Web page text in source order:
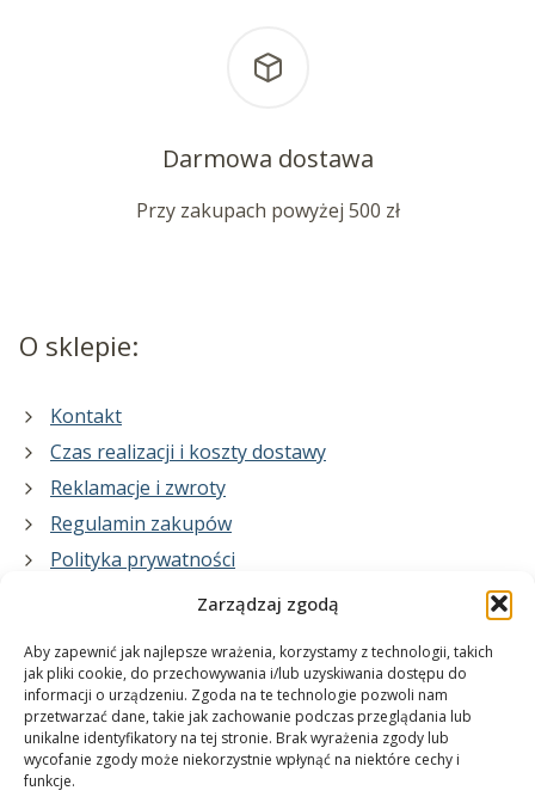
Zarządzaj zgodą
Aby zapewnić jak najlepsze wrażenia, korzystamy z technologii, takich
jak pliki cookie, do przechowywania i/lub uzyskiwania dostępu do
informacji o urządzeniu. Zgoda na te technologie pozwoli nam
przetwarzać dane, takie jak zachowanie podczas przeglądania lub
unikalne identyfikatory na tej stronie. Brak wyrażenia zgody lub
wycofanie zgody może niekorzystnie wpłynąć na niektóre cechy i
funkcje.
Darmowa dostawa
Przy zakupach powyżej 500 zł
O sklepie:
Kontakt
Czas realizacji i koszty dostawy
Reklamacje i zwroty
Regulamin zakupów
Polityka prywatności
Co zrobimy dla Ciebie:
projekty plakatów na zamówienie
wydrukuj swój plakat